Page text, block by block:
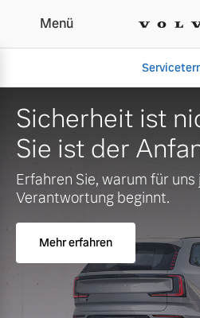
Menü
Aktuelle
Über uns
Sicherheit ist
Sie ist der
Erfahren Sie, warum für
Verantwortung beginnt.
Mehr erfahren